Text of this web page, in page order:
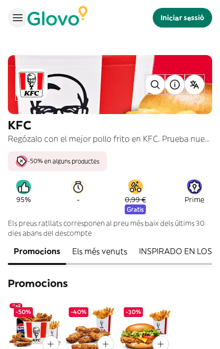
Iniciar sessió
KFC
Regózalo con el mejor pollo frito en KFC. Prueba nuestros cubos de #PolloPollo, burgers y menús para compartir.
-50% en alguns productes
95% - 0,99 €
Gratis
Prime
Els preus ratllats corresponen al preu més baix dels últims 30
dies abans del descompte
Promocions Els més venuts INSPIRADO EN LOS
Promocions
-50% -40% -30%